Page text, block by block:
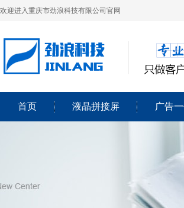
欢迎进入重庆市劲浪科技有限公司官网
首页 液晶拼接屏 广告